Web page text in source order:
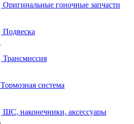
Оригинальные гоночные запчасти
Подвеска
Трансмиссия
Тормозная система
ШС, наконечники, аксессуары